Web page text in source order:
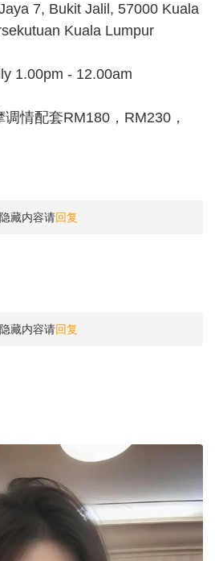
7, Bukit Jalil, 57000 Kuala
Kuala Lumpur
1.00pm - 12.00am
情配套RM180，RM230，
藏内容请回复
藏内容请回复